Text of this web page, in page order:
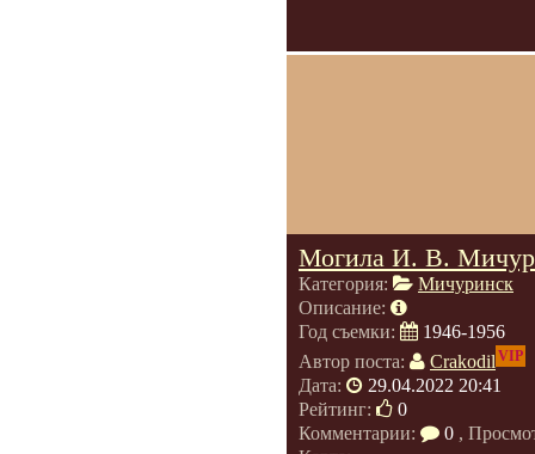
Могила И. В.
Категория:
Мичуринск
Описание:
Год съемки:
1946-1956
Автор поста:
Crakodil VIP
Дата:
29.04.2022 20:41
Рейтинг:
0
Комментарии:
0 ,